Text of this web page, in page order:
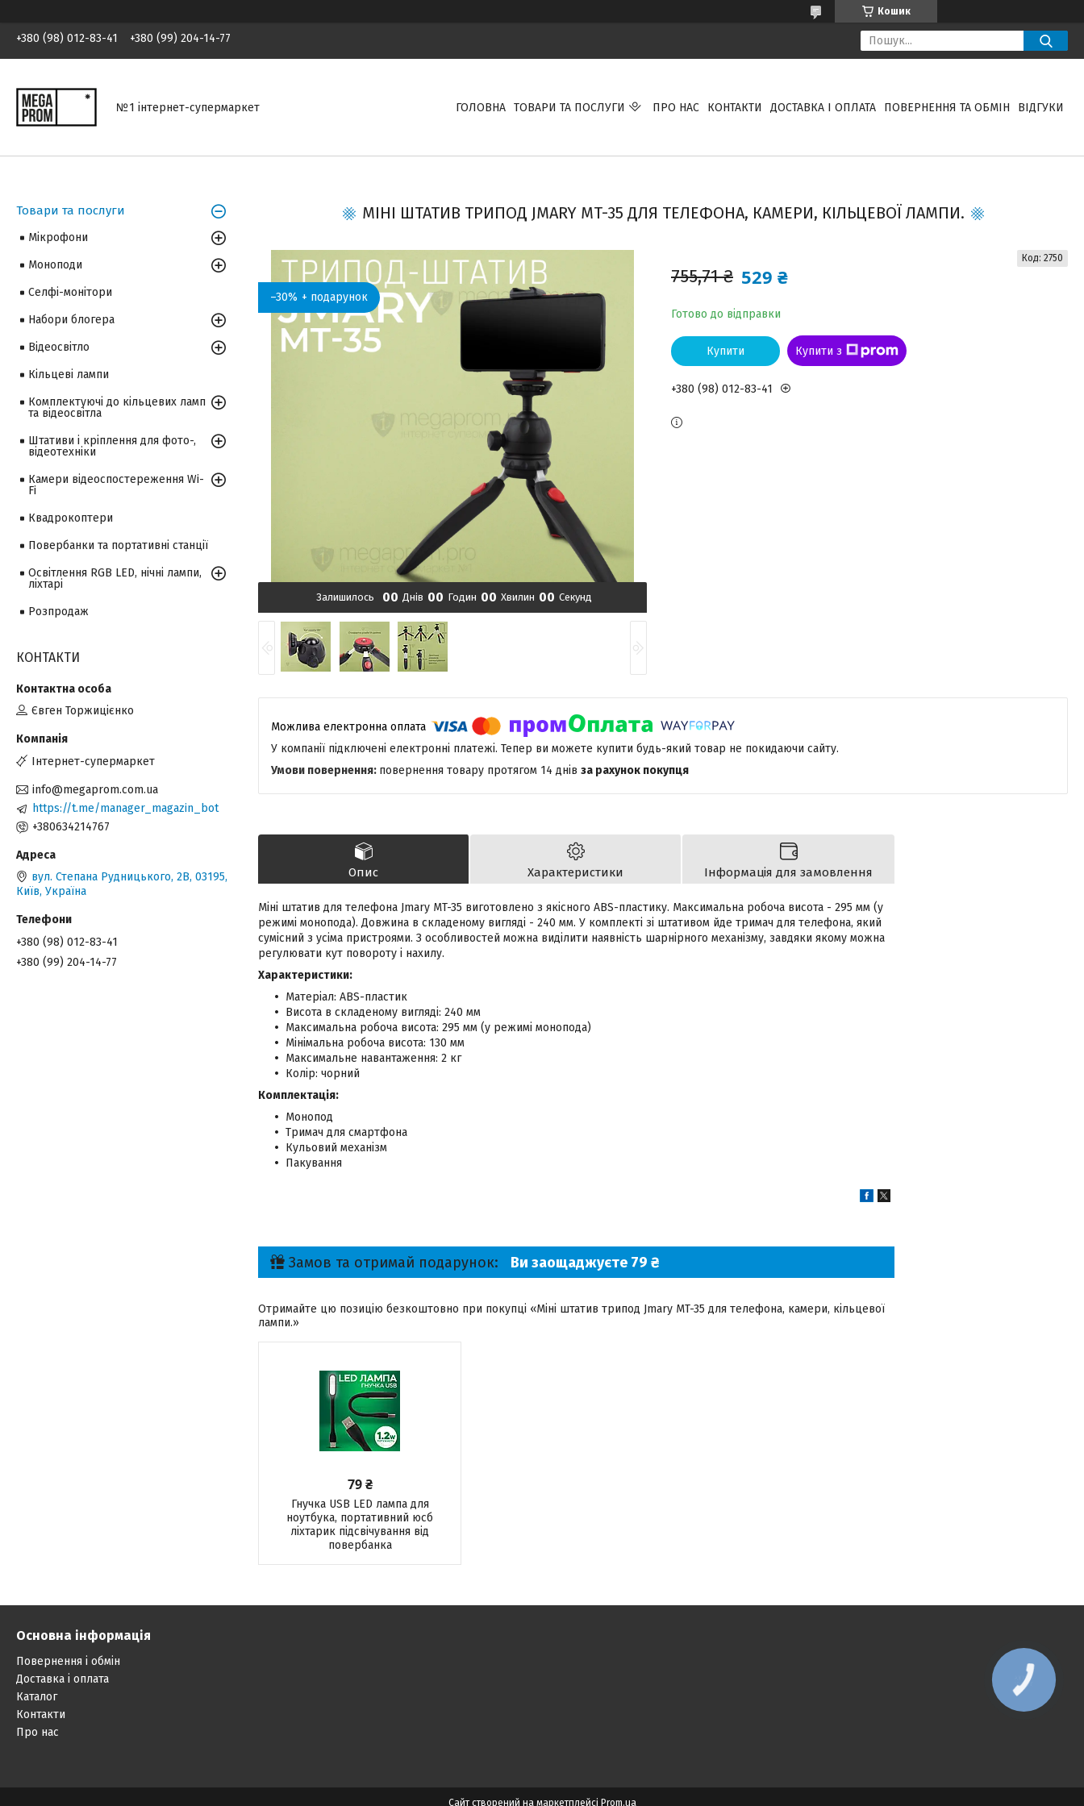
Кошик
+380 (98) 012-83-41 +380 (99) 204-14-77
№1 інтернет-супермаркет ГОЛОВНА ТОВАРИ ТА ПОСЛУГИ ПРО НАС КОНТАКТИ ДОСТАВКА І ОПЛАТА ПОВЕРНЕННЯ ТА ОБМІН ВІДГУКИ
МІНІ ШТАТИВ ТРИПОД JMARY MT-35 ДЛЯ ТЕЛЕФОНА, КАМЕРИ, КІЛЬЦЕВОЇ ЛАМПИ.
–30%
Залишилось 00 Днів 00 Годин 00 Хвилин 00 Секунд
755,71 ₴ 529 ₴
Готово до відправки
Код: 2750
Купити Купити з
+380 (98) 012-83-41
У компанії підключені електронні платежі. Тепер ви можете купити будь-який товар не покидаючи сайту.
повернення товару протягом 14 днів за рахунок покупця
Опис Характеристики Інформація для замовлення
Міні штатив для телефона Jmary MT-35 виготовлено з якісного ABS-пластику. Максимальна робоча висота - 295 мм (у
режимі монопода). Довжина в складеному вигляді - 240 мм. У комплекті зі штативом йде тримач для телефона, який
сумісний з усіма пристроями. З особливостей можна виділити наявність шарнірного механізму, завдяки якому можна
регулювати кут повороту і нахилу.
Характеристики:
Матеріал: ABS-пластик
Висота в складеному вигляді: 240 мм
Максимальна робоча висота: 295 мм (у режимі монопода)
Мінімальна робоча висота: 130 мм
Максимальне навантаження: 2 кг
Колір: чорний
Комплектація:
Монопод
Тримач для смартфона
Кульовий механізм
Пакування
Замов та отримай подарунок Ви заощаджуєте 79 ₴
Отримайте цю позицію безкоштовно при покупці «Міні штатив трипод Jmary MT-35 для телефона, камери, кільцевої
лампи.»
79 ₴
Гнучка USB LED лампа для
ноутбука, портативний юсб
ліхтарик підсвічування від
повербанка
Товари та послуги
Мікрофони
Моноподи
Селфі-монітори
Набори блогера
Відеосвітло
Кільцеві лампи
Комплектуючі до кільцевих ламп
та відеосвітла
Штативи і кріплення для фото-,
відеотехніки
Камери відеоспостереження Wi-
Fi
Квадрокоптери
Повербанки та портативні станції
Освітлення RGB LED, нічні лампи,
ліхтарі
Розпродаж
КОНТАКТИ
Євген Торжицієнко
Інтернет-супермаркет
info@megaprom.com.ua
https://t.me/manager_magazin_bot
+380634214767
вул. Степана Рудницького, 2В, 03195,
Київ, Україна
+380 (98) 012-83-41
+380 (99) 204-14-77
Основна інформація
Повернення і обмін
Доставка і оплата
Каталог
Контакти
Про нас
Сайт створений на маркетплейсі Prom.ua
КНОПКА
ЗВ'ЯЗКУ